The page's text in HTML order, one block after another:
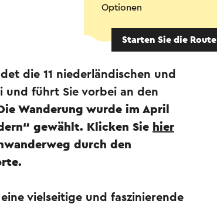
Optionen
Starten Sie die Route
die 11 niederländischen und
und führt Sie vorbei an den
Die Wanderung wurde im April
gewählt. Klicken Sie hier
durch den
vielseitige und faszinierende